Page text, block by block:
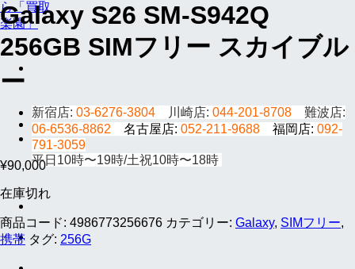
新宿店: 03-6276-3804 川崎店: 044-201-8708 難波店:
06-6536-8862
名古屋店: 052-211-9688 福岡店: 092-
791-3059
平日10時〜19時/土祝10時〜18時
Galaxy S26 SM-S942Q
256GB SIMフリー スカイブル
ー
¥90,000
在庫切れ
商品コード: 4986773256676 カテゴリー: Galaxy, SIMフリー,
携帯 タグ: 256G